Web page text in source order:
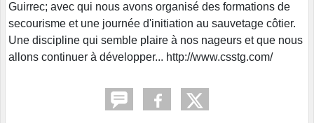
Guirrec; avec qui nous avons organisé des formations de
secourisme et une journée d'initiation au sauvetage côtier.
Une discipline qui semble plaire à nos nageurs et que nous
allons continuer à développer... http://www.csstg.com/